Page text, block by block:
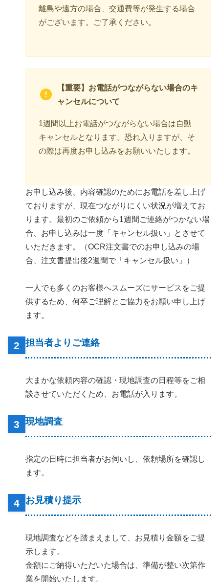
離島や遠方の場合、交通費等が発生する場合
がございます。ご了承ください。
【重要】お電話がつながらない場合のキ
ャンセルについて
1週間以上お電話がつながらない場合は自動
キャンセルとなります。恐れ入りますが、そ
の際は再度お申し込みをお願いいたします。
お申し込み後、内容確認のためにお電話を差し上げ
ておりますが、現在つながりにくい状況が増えてお
ります。最初のご依頼から1週間ご連絡がつかない場
合、お申し込みは一度「キャンセル扱い」とさせて
いただきます。（OCR注文書でのお申し込みの場
合、注文書提出後2週間で「キャンセル扱い」）
一人でも多くのお客様へスムーズにサービスをご提
供するため、何卒ご理解とご協力をお願い申し上げ
ます。
担当者よりご連絡
大まかな依頼内容の確認・現地調査の日程等をご相
談させていただくため、お電話が入ります。
現地調査
指定の日時に担当者がお伺いし、依頼場所を確認し
ます。
お見積り提示
現地調査などを踏まえまして、お見積り金額をご提
示します。
金額にご納得いただいた場合は、準備が整い次第作
業を開始いたします。